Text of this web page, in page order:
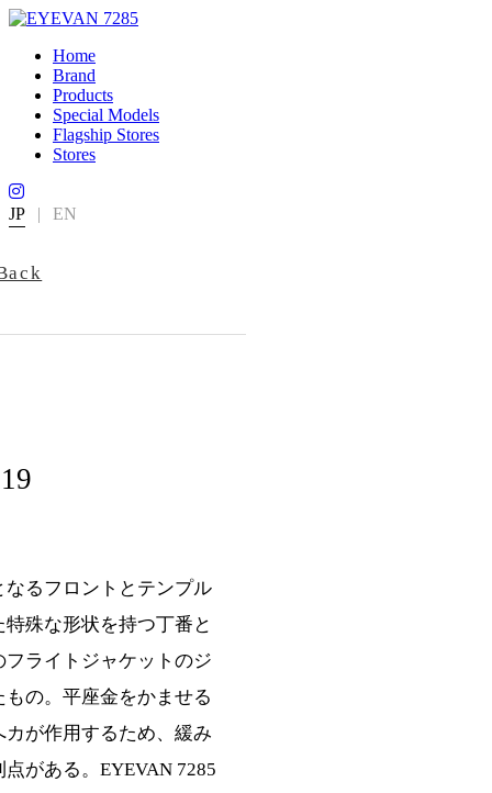
Home
Brand
Products
Special Models
Flagship Stores
Stores
JP | EN
るフロントとテンプル
殊な形状を持つ丁番と
ライトジャケットのジ
の。平座金をかませる
が作用するため、緩み
がある。EYEVAN 7285